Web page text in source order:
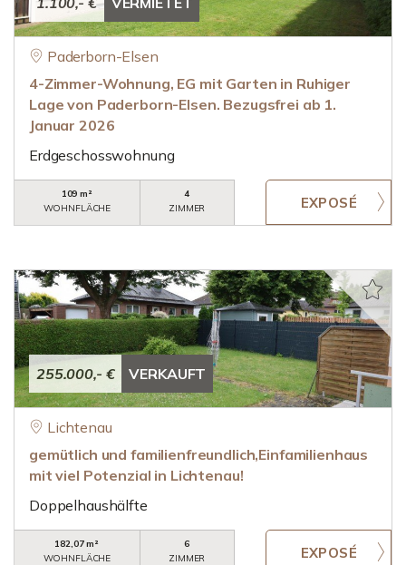
Paderborn-Elsen
4-Zimmer-Wohnung, EG mit Garten in Ruhiger
Lage von Paderborn-Elsen. Bezugsfrei ab 1.
Januar 2026
Erdgeschosswohnung
109 m²
WOHNFLÄCHE
4
ZIMMER
255.000,- € VERKAUFT
Lichtenau
gemütlich und familienfreundlich,Einfamilienhaus
mit viel Potenzial in Lichtenau!
Doppelhaushälfte
182,07 m²
WOHNFLÄCHE
6
ZIMMER